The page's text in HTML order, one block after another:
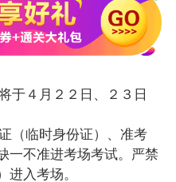
于４月２２日、２３日
（临时身份证）、准考
一不准进考场考试。严禁
入考场。